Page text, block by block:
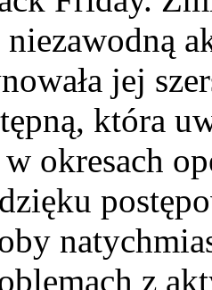
jej
która
okresach
z